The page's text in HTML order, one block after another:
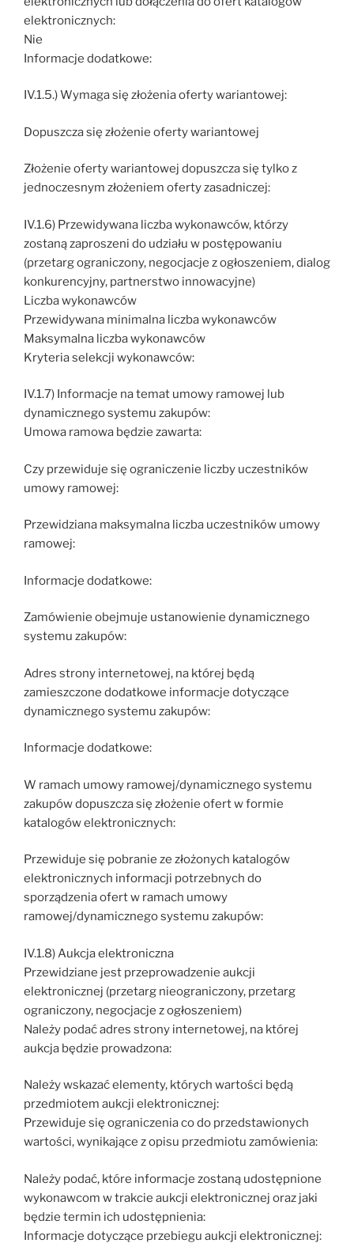
elektronicznych:
Nie
Informacje dodatkowe:
IV.1.5.) Wymaga się złożenia oferty wariantowej:
Dopuszcza się złożenie oferty wariantowej
Złożenie oferty wariantowej dopuszcza się tylko z
jednoczesnym złożeniem oferty zasadniczej:
IV.1.6) Przewidywana liczba wykonawców, którzy
zostaną zaproszeni do udziału w postępowaniu
(przetarg ograniczony, negocjacje z ogłoszeniem, dialog
konkurencyjny, partnerstwo innowacyjne)
Liczba wykonawców
Przewidywana minimalna liczba wykonawców
Maksymalna liczba wykonawców
Kryteria selekcji wykonawców:
IV.1.7) Informacje na temat umowy ramowej lub
dynamicznego systemu zakupów:
Umowa ramowa będzie zawarta:
Czy przewiduje się ograniczenie liczby uczestników
umowy ramowej:
Przewidziana maksymalna liczba uczestników umowy
ramowej:
Informacje dodatkowe:
Zamówienie obejmuje ustanowienie dynamicznego
systemu zakupów:
Adres strony internetowej, na której będą
zamieszczone dodatkowe informacje dotyczące
dynamicznego systemu zakupów:
Informacje dodatkowe:
W ramach umowy ramowej/dynamicznego systemu
zakupów dopuszcza się złożenie ofert w formie
katalogów elektronicznych:
Przewiduje się pobranie ze złożonych katalogów
elektronicznych informacji potrzebnych do
sporządzenia ofert w ramach umowy
ramowej/dynamicznego systemu zakupów:
IV.1.8) Aukcja elektroniczna
Przewidziane jest przeprowadzenie aukcji
elektronicznej (przetarg nieograniczony, przetarg
ograniczony, negocjacje z ogłoszeniem)
Należy podać adres strony internetowej, na której
aukcja będzie prowadzona:
Należy wskazać elementy, których wartości będą
przedmiotem aukcji elektronicznej:
Przewiduje się ograniczenia co do przedstawionych
wartości, wynikające z opisu przedmiotu zamówienia:
Należy podać, które informacje zostaną udostępnione
wykonawcom w trakcie aukcji elektronicznej oraz jaki
będzie termin ich udostępnienia:
Informacje dotyczące przebiegu aukcji elektronicznej: